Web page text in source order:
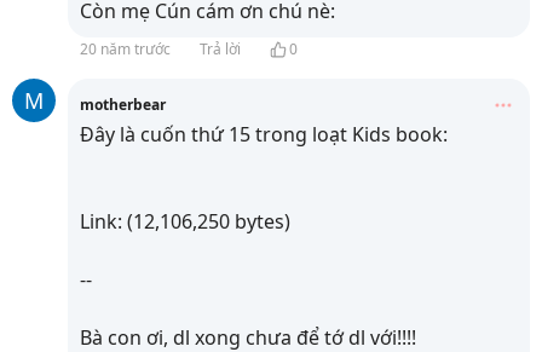
Còn mẹ Cún cám ơn chú nè:
20 năm trước Trả lời 0
M motherbear
Đây là cuốn thứ 15 trong loạt Kids book:
Link: (12,106,250 bytes)
--
Bà con ơi, dl xong chưa để tớ dl với!!!!